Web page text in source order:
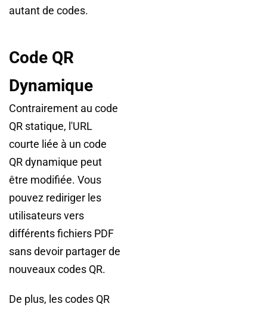
autant de codes.
Code QR
Dynamique
Contrairement au code
QR statique, l'URL
courte liée à un code
QR dynamique peut
être modifiée. Vous
pouvez rediriger les
utilisateurs vers
différents fichiers PDF
sans devoir partager de
nouveaux codes QR.
De plus, les codes QR